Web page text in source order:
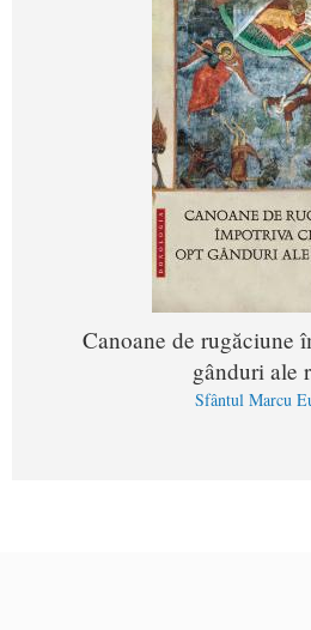
Canoane de rugăciune
gânduri ale
Sfântul Marcu